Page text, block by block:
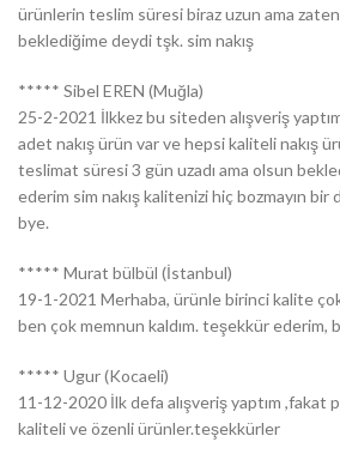
ürünlerin teslim süresi biraz uzun ama
beklediğime deydi tşk. sim nakış
***** Sibel EREN (Muğla)
25-2-2021 İlkkez bu siteden alışveriş
adet nakış ürün var ve hepsi kaliteli nakış
teslimat süresi 3 gün uzadı ama olsun
ederim sim nakış kalitenizi hiç bozmayın bir
bye.
***** Murat bülbül (İstanbul)
19-1-2021 Merhaba, ürünle birinci kalite
ben çok memnun kaldım. teşekkür ederim,
***** Ugur (Kocaeli)
11-12-2020 İlk defa alışveriş yaptım ,fakat
kaliteli ve özenli ürünler.teşekkürler